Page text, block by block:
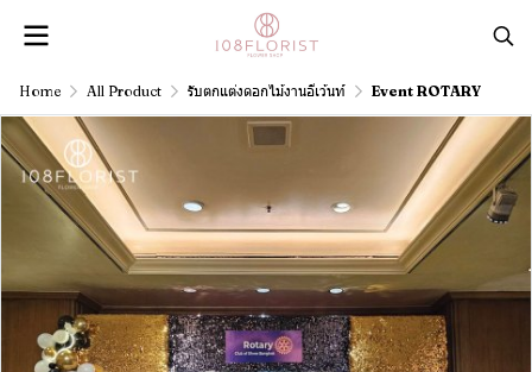
Home All Product รับตกแต่งดอกไม้งานอีเว้นท์ Event ROTARY